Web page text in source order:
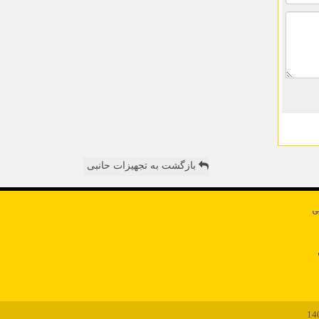
بازگشت به تجهیزات حانبی